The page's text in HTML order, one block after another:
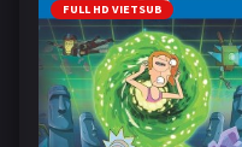
FULL HD VIETSUB